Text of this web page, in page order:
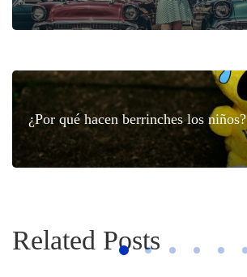
¿Por qué hacen berrinches los niños?
Related Posts